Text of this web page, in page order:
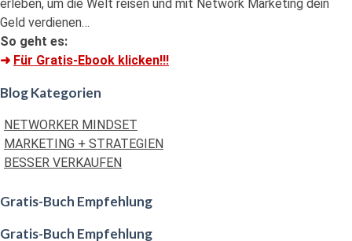
Erfolg"
erleben, um die Welt reisen und mit Network Marketing dein
Geld verdienen…
So geht es:
➜ Für Gratis-Ebook klicken!!!
Blog Kategorien
NETWORKER MINDSET
MARKETING + STRATEGIEN
BESSER VERKAUFEN
Gratis-Buch Empfehlung
Gratis-Buch Empfehlung